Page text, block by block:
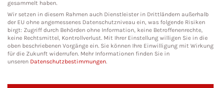
gesammelt haben.
Wir setzen in diesem Rahmen auch Dienstleister in Drittländern außerhalb
der EU ohne angemessenes Datenschutzniveau ein, was folgende Risiken
birgt: Zugriff durch Behörden ohne Information, keine Betroffenenrechte,
keine Rechtsmittel, Kontrollverlust. Mit Ihrer Einstellung willigen Sie in die
oben beschriebenen Vorgänge ein. Sie können Ihre Einwilligung mit Wirkung
für die Zukunft widerrufen. Mehr Informationen finden Sie in
unseren Datenschutzbestimmungen.